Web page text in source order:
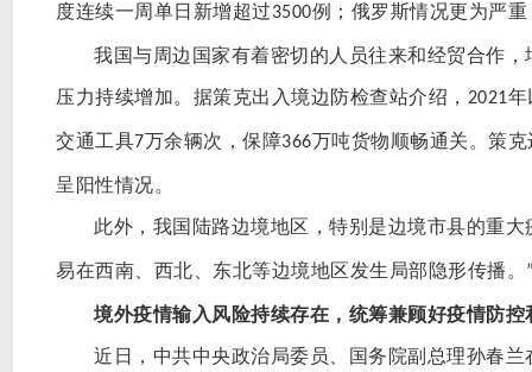
度连续一周单日新增超过3500例；俄罗斯情况更为严
我国与周边国家有着密切的人员往来和经贸合作
压力持续增加。据策克出入境边防检查站介绍， 2021年
交通工具7万余辆次，保障366万吨货物顺畅通关。策
呈阳性情况。
此外，我国陆路边境地区，特别是边境市县的重
易在西南、西北、东北等边境地区发生局部隐形传播。
境外疫情输入风险持续存在，统筹兼顾好疫情防
近日，中共中央政治局委员、国务院副总理孙春